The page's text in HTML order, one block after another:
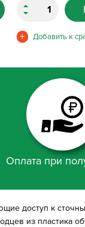
Оплата при
доступ к
из пластика